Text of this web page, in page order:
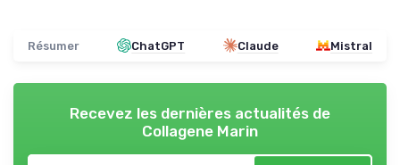
Résumer ChatGPT Claude Mistral
Recevez les dernières actualités de
Collagene Marin